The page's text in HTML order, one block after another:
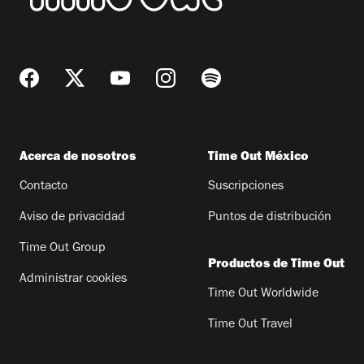
Acerca de nosotros
Contacto
Aviso de privacidad
Time Out Group
Administrar cookies
Time Out México
Suscripciones
Puntos de distribución
Productos de Time Out
Time Out Worldwide
Time Out Travel